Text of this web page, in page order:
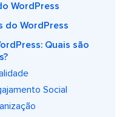
WordPress
do WordPress
Quais são
Social